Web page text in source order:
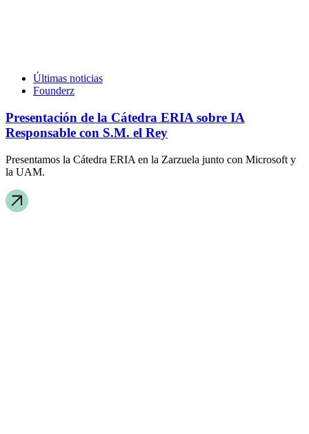
Últimas noticias
Founderz
Presentación de la Cátedra ERIA sobre IA
Responsable con S.M. el Rey
Presentamos la Cátedra ERIA en la Zarzuela junto con Microsoft y
la UAM.